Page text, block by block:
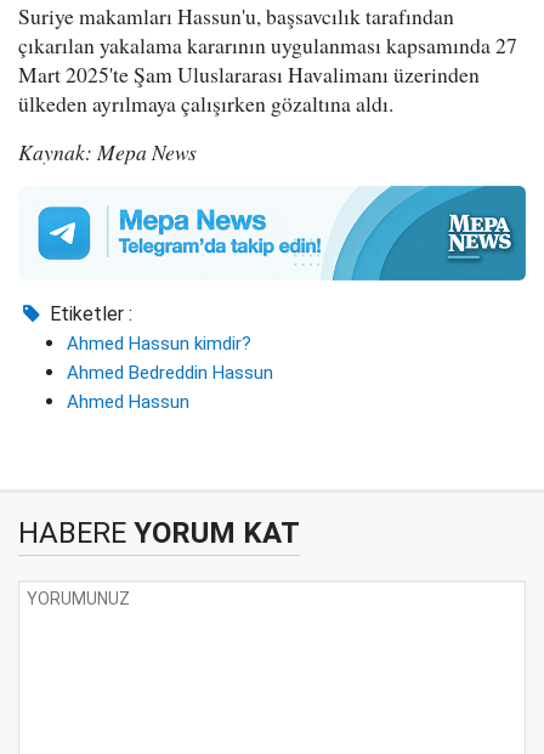
Suriye makamları Hassun'u, başsavcılık tarafından
çıkarılan yakalama kararının uygulanması kapsamında 27
Mart 2025'te Şam Uluslararası Havalimanı üzerinden
ülkeden ayrılmaya çalışırken gözaltına aldı.
Kaynak: Mepa News
Etiketler :
Ahmed Hassun kimdir?
Ahmed Bedreddin Hassun
Ahmed Hassun
HABERE YORUM KAT